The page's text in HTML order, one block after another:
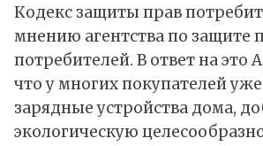
Кодекс защиты прав
мнению агентства по защите
потребителей. В ответ на это
что у многих покупателей уже
зарядные устройства дома,
экологическую